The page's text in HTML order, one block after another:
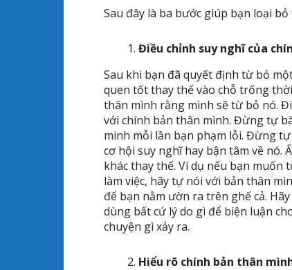
Sau đây là ba bước giúp bạn loại
Điều chỉnh suy nghĩ của
Sau khi bạn đã quyết định từ bỏ
quen tốt thay thế vào chỗ trống
thân mình rằng mình sẽ từ bỏ nó.
với chính bản thân mình. Đừng tự
minh mỗi lần bạn phạm lỗi. Đừng
cơ hội suy nghĩ hay bận tâm về nó.
khác thay thế. Ví dụ nếu bạn
làm việc, hãy tự nói với bản thân
để bạn nằm ườn ra trên ghế cả.
dùng bất cứ lý do gì để biện luận
chuyện gì xảy ra.
Hiểu rõ chính bản thân